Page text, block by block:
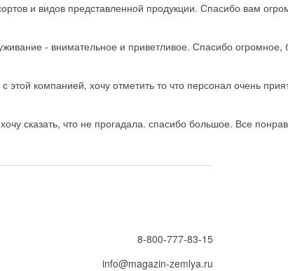
и видов представленной продукции. Спасибо вам
- внимательное и приветливое. Спасибо огромное,
компанией, хочу отметить то что персонал очень
сказать, что не прогадала. спасибо большое. Все
8-800-777-83-15
info@magazin-zemlya.ru